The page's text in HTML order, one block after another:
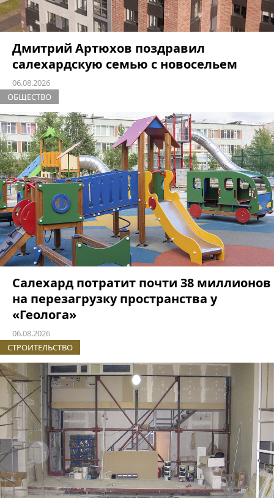
Дмитрий Артюхов поздравил
салехардскую семью с новосельем
06.08.2026
ОБЩЕСТВО
Салехард потратит почти 38 миллионов
на перезагрузку пространства у
«Геолога»
06.08.2026
СТРОИТЕЛЬСТВО